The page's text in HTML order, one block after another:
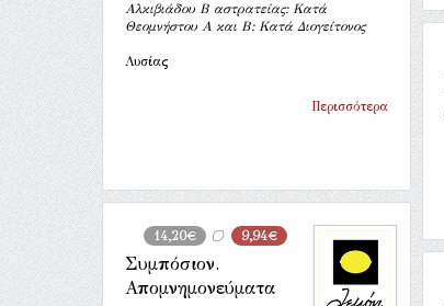
Αλκιβιάδου Β αστρατείας: Κατά
Θεομνήστου Α και Β: Κατά Διογείτονος
Λυσίας
Περισσότερα
14,20€ 9,94€
Συμπόσιον.
Απομνημονεύματα